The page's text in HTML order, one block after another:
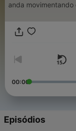
anda movimentando
literatura, cinema,
00:00
Episódios